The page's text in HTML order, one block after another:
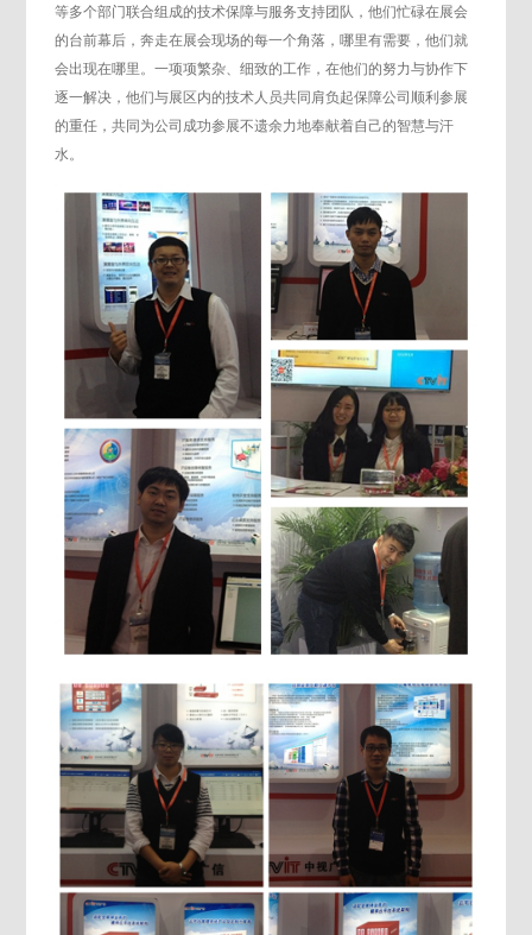
等多个部门联合组成的技术保障与服务支持团队，他们忙碌在展会
的台前幕后，奔走在展会现场的每一个角落，哪里有需要，他们就
会出现在哪里。一项项繁杂、细致的工作，在他们的努力与协作下
逐一解决，他们与展区内的技术人员共同肩负起保障公司顺利参展
的重任，共同为公司成功参展不遗余力地奉献着自己的智慧与汗
水。